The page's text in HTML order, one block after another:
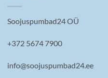
Soojuspumbad24 OÜ
+372 5674 7900
info@soojuspumbad24.ee